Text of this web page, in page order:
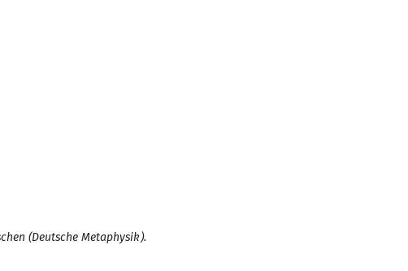
(Deutsche Metaphysik).